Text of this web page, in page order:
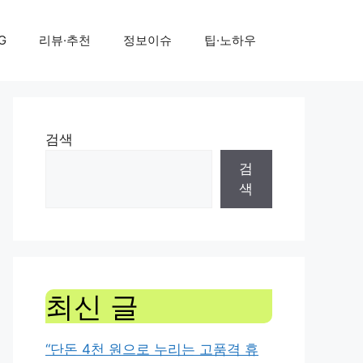
리뷰·추천 정보이슈 팁·노하우
검색
검
색
최신 글
“단돈 4천 원으로 누리는 고품격 휴